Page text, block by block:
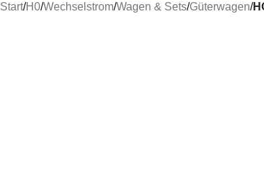
Start/H0/Wechselstrom/Wagen & Sets/Güterwagen/